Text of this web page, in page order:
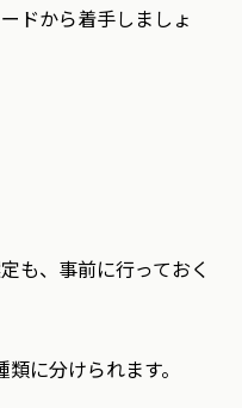
ドから着手しましょ
も、事前に行っておく
に分けられます。